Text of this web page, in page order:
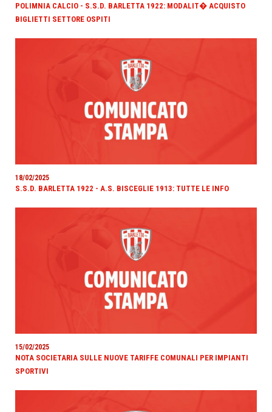
POLIMNIA CALCIO - S.S.D. BARLETTA 1922: MODALIT� ACQUISTO
BIGLIETTI SETTORE OSPITI
18/02/2025
S.S.D. BARLETTA 1922 - A.S. BISCEGLIE 1913: TUTTE LE INFO
15/02/2025
NOTA SOCIETARIA SULLE NUOVE TARIFFE COMUNALI PER IMPIANTI
SPORTIVI